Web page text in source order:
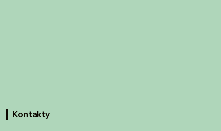
Kontakty